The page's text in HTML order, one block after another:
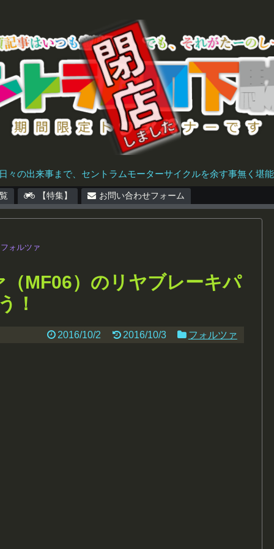
々の出来事まで、セントラムモーターサイクルを余す事無く堪
【特集】 お問い合わせフォーム
フォルツァ
MF06）のリヤブレーキパ
！
2016/10/2 2016/10/3 フォルツァ